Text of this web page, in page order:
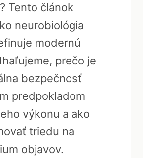
Tento článok
neurobiológia
modernú
prečo je
bezpečnosť
predpokladom
výkonu a ako
triedu na
objavov.